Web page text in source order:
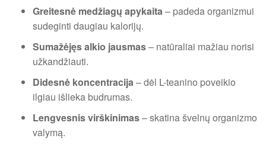
Greitesnė medžiagų apykaita – padeda organizmui
sudeginti daugiau kalorijų.
Sumažėjęs alkio jausmas– natūraliai mažiau norisi
užkandžiauti.
Didesnė koncentracija – dėl L-teanino poveikio
ilgiau išlieka budrumas.
Lengvesnis virškinimas– skatina švelnų organizmo
valymą.